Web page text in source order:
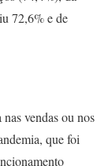
72,6% e de
vendas ou nos
que foi